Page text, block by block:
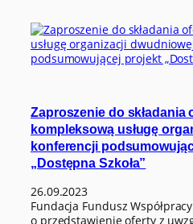
Zaproszenie do składania
kompleksową usługę
konferencji
„Dostępna Szkoła”
26.09.2023
Fundacja Fundusz
o przedstawienie oferty z